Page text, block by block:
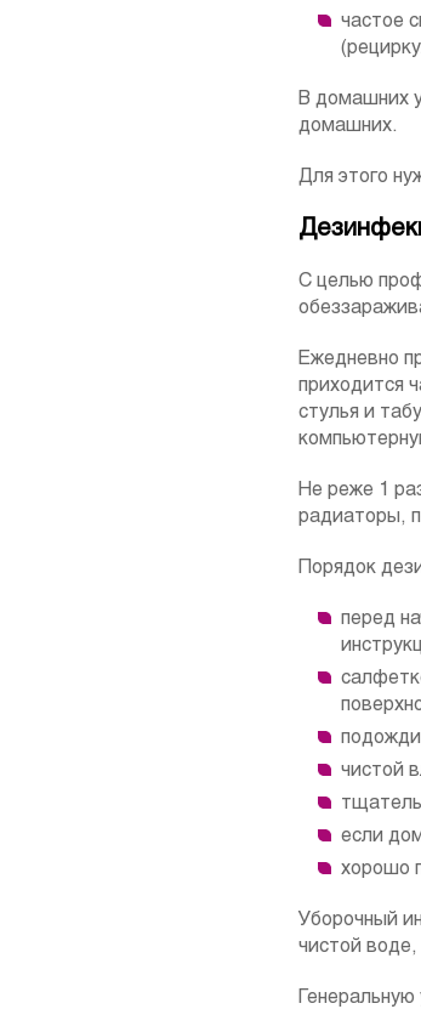
частое
В домашних
домашних.
Для этого
С целью
Ежедневно
приходится
стулья и
Не реже 1
радиаторы,
Порядок
перед
чистой
если
хорошо
Уборочный
чистой воде,